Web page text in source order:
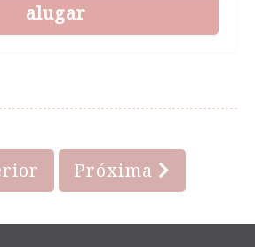
alugar
Próxima